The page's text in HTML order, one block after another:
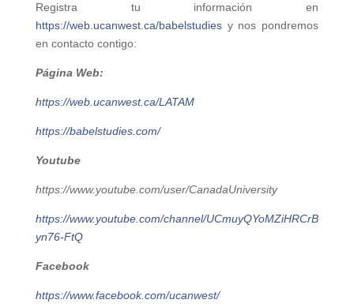
Registra tu información en
https://web.ucanwest.ca/babelstudiesy nos pondremos
en contacto contigo:
Página Web:
https://web.ucanwest.ca/LATAM
https://babelstudies.com/
Youtube
https://www.youtube.com/user/CanadaUniversity
https://www.youtube.com/channel/UCmuyQYoMZiHRCrB
yn76-FtQ
Facebook
https://www.facebook.com/ucanwest/